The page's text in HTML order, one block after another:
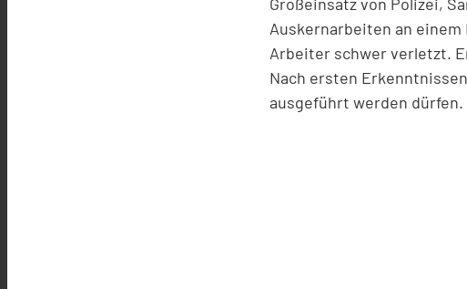
Auskernarbeiten an
Arbeiter schwer verletzt.
Nach ersten
ausgeführt werden dürfen.